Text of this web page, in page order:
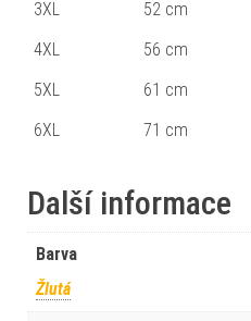
3XL 52 cm
4XL
56 cm
5XL
61 cm
6XL
71 cm
Další informace
Barva
Žlutá